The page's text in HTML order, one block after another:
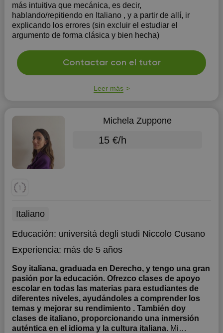
más intuitiva que mecánica, es decir,
hablando/repitiendo en Italiano , y a partir de allí, ir
explicando los errores (sin excluir el estudiar el
argumento de forma clásica y bien hecha)
Contactar con el tutor
Leer más
Michela Zuppone
15 €/h
Italiano
Educación: universitá degli studi Niccolo Cusano
Experiencia: más de 5 años
Soy italiana, graduada en Derecho, y tengo una gran
pasión por la educación. Ofrezco clases de apoyo
escolar en todas las materias para estudiantes de
diferentes niveles, ayudándoles a comprender los
temas y mejorar su rendimiento . También doy
clases de italiano, proporcionando una inmersión
auténtica en el idioma y la cultura italiana. Mi